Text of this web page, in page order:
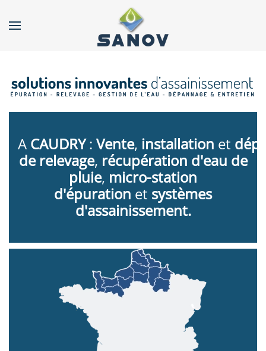
Accéder au contenu principal
A CAUDRY: Vente, installation et d
de relevage, récupération d'eau de
pluie, micro-station
d'épuration et systèmes
d'assainissement.